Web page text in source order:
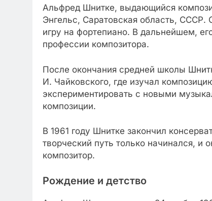
Альфред Шнитке, выдающийся
Энгельс, Саратовская область, СССР.
игру на фортепиано. В дальнейшем,
профессии композитора.
После окончания средней школы
И. Чайковского, где изучал
экспериментировать с новыми
композиции.
В 1961 году Шнитке закончил
творческий путь только начинался, и
композитор.
Рождение и детство